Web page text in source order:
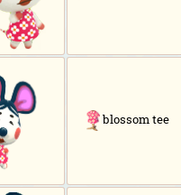
blossom tee